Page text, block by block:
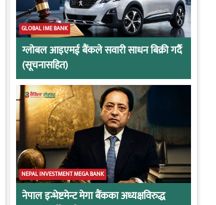
GLOBAL IME BANK
ग्लोबल आइएमई बैंकले सवारी साधन बिक्री गर्दै
(सूचनासहित)
NEPAL INVESTMENT MEGA BANK
नेपाल इन्भेष्टमेन्ट मेगा बैंकका अध्यक्षविरुद्ध